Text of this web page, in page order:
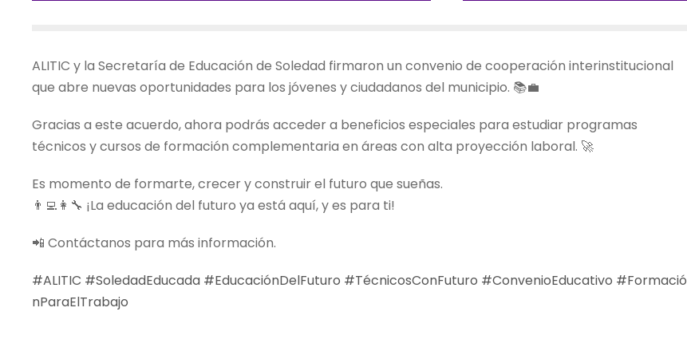
ALITIC y la Secretaría de Educación de Soledad firmaron un convenio de cooperación interinstitucional
que abre nuevas oportunidades para los jóvenes y ciudadanos del municipio. 📚💼
Gracias a este acuerdo, ahora podrás acceder a beneficios especiales para estudiar programas
técnicos y cursos de formación complementaria en áreas con alta proyección laboral. 🚀
Es momento de formarte, crecer y construir el futuro que sueñas.
👨‍💻👩‍🔧 ¡La educación del futuro ya está aquí, y es para ti!
📲 Contáctanos para más información.
#ALITIC #SoledadEducada #EducaciónDelFuturo #TécnicosConFuturo #ConvenioEducativo #Formació
nParaElTrabajo